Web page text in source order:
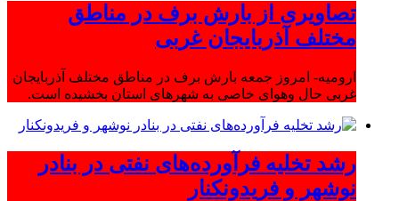
تصاویری از بارش برف در مناطق
مختلف آذربایجان غربی
ارومیه- امروز جمعه بارش برف در مناطق مختلف آذربایجان
غربی حال وهوای خاصی به شهرهای استان بخشیده است.
رشد تخلیه فرآورده‌های نفتی در بنادر
نوشهر و فریدونکنار